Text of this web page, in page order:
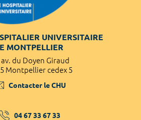
UNIVERSITAIRE
MONTPELLIER
av. du Doyen Giraud
Montpellier cedex 5
Contacter le CHU
04 67 33 67 33